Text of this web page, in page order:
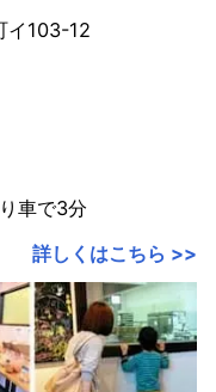
イ103-12
車で3分
詳しくはこちら >>